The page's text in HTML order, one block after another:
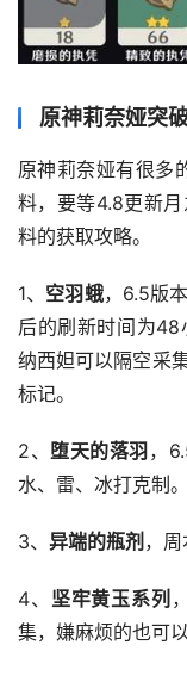
原神莉奈娅突
原神莉奈娅有很多
料，要等4.8更新
料的获取攻略。
1、 空羽蛾，6.5版
后的刷新时间为48
纳西妲可以隔空采
标记。
2、堕天的落羽 ，
水、雷、冰打克制。
3、 异端的瓶剂 ，
4、 坚牢黄玉系列
集，嫌麻烦的也可